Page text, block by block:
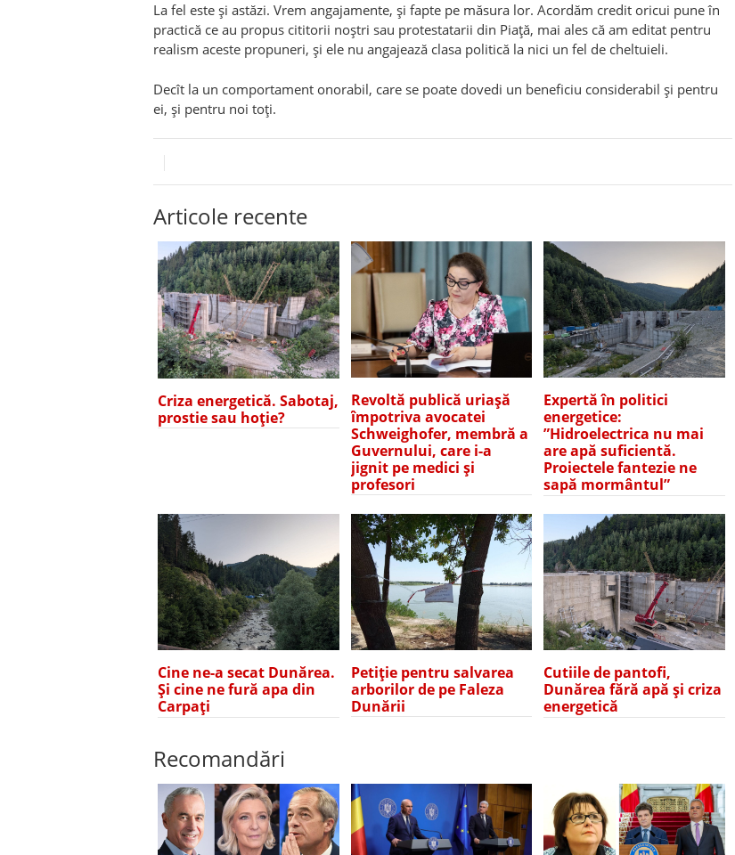
La fel este şi astăzi. Vrem angajamente, şi fapte pe măsura lor. Acordăm credit oricui pune în
practică ce au propus cititorii noştri sau protestatarii din Piaţă, mai ales că am editat pentru
realism aceste propuneri, şi ele nu angajează clasa politică la nici un fel de cheltuieli.
Decît la un comportament onorabil, care se poate dovedi un beneficiu considerabil şi pentru
ei, şi pentru noi toţi.
Articole recente
Criza energetică. Sabotaj,
prostie sau hoție?
Revoltă publică uriașă
împotriva avocatei
Schweighofer, membră a
Guvernului, care i-a
jignit pe medici și
profesori
Expertă în politici
energetice:
”Hidroelectrica nu mai
are apă suficientă.
Proiectele fantezie ne
sapă mormântul”
Cine ne-a secat Dunărea.
Și cine ne fură apa din
Carpați
Petiție pentru salvarea
arborilor de pe Faleza
Dunării
Cutiile de pantofi,
Dunărea fără apă și criza
energetică
Recomandări